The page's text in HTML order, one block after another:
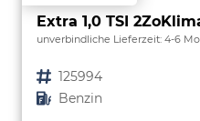
unverbindliche Lieferzeit: 4-6
Fahrzeugnr. 125994
Kraftstoff Benzin